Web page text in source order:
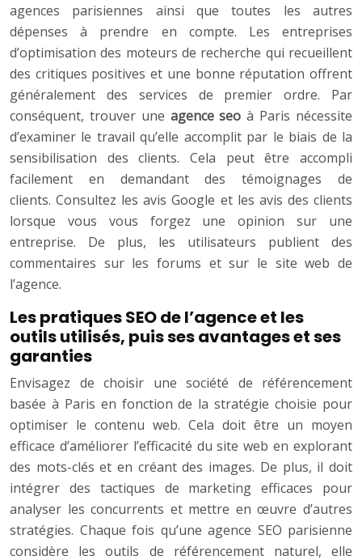
agences parisiennes ainsi que toutes les autres
dépenses à prendre en compte. Les entreprises
d’optimisation des moteurs de recherche qui recueillent
des critiques positives et une bonne réputation offrent
généralement des services de premier ordre. Par
conséquent, trouver une agence seo à Paris nécessite
d’examiner le travail qu’elle accomplit par le biais de la
sensibilisation des clients. Cela peut être accompli
facilement en demandant des témoignages de
clients. Consultez les avis Google et les avis des clients
lorsque vous vous forgez une opinion sur une
entreprise. De plus, les utilisateurs publient des
commentaires sur les forums et sur le site web de
l’agence.
Les pratiques SEO de l’agence et les
outils utilisés, puis ses avantages et ses
garanties
Envisagez de choisir une société de référencement
basée à Paris en fonction de la stratégie choisie pour
optimiser le contenu web. Cela doit être un moyen
efficace d’améliorer l’efficacité du site web en explorant
des mots-clés et en créant des images. De plus, il doit
intégrer des tactiques de marketing efficaces pour
analyser les concurrents et mettre en œuvre d’autres
stratégies. Chaque fois qu’une agence SEO parisienne
considère les outils de référencement naturel, elle